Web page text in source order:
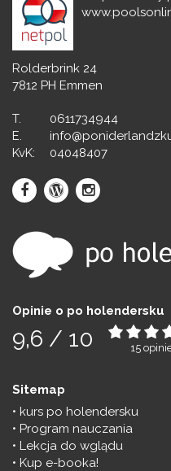
Rolderbrink 24
7812 PH Emmen
T.
0611734944
E.
KvK:
04048407
Opinie o po holendersku
9,6 / 10 15
Sitemap
kurs po holendersku
Program nauczania
Lekcja do wglądu
Kup e-booka!